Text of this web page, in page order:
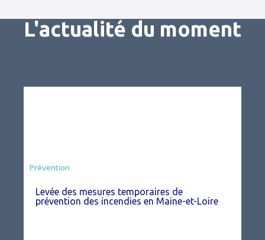
L'actualité du moment
Préfecture
Prévention
Levée des mesures temporaires de
prévention des incendies en Maine-et-Loire